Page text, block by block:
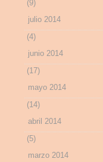
(9)
julio 2014
(4)
junio 2014
(17)
mayo 2014
(14)
abril 2014
(5)
marzo 2014